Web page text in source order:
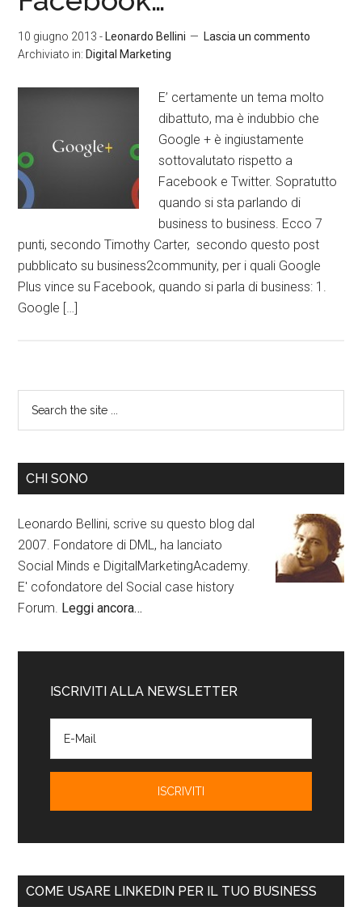
10 giugno 2013 - Leonardo Bellini
Lascia un commento
Archiviato in: Digital Marketing
E’ certamente un tema molto
dibattuto, ma è indubbio che
Google + è ingiustamente
sottovalutato rispetto a
Facebook e Twitter. Sopratutto
quando si sta parlando di
business to business. Ecco 7
punti, secondo Timothy Carter, secondo questo post
pubblicato su business2community, per i quali Google
Plus vince su Facebook, quando si parla di business: 1.
Google […]
CHI SONO
Leonardo Bellini, scrive su questo blog dal
2007. Fondatore di DML, ha lanciato
Social Minds e DigitalMarketingAcademy.
E' cofondatore del Social case history
Forum. Leggi ancora…
ISCRIVITI ALLA NEWSLETTER
COME USARE LINKEDIN PER IL TUO BUSINESS